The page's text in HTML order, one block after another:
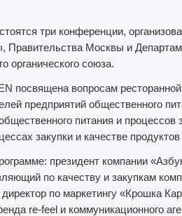
три конференции,
Москвы и
органического союза.
посвящена вопросам
предприятий общественного
питания и процессов
закупки и качестве продуктов
президент компании
по качеству и закупкам
директор по маркетингу «Крошка
re-feel и коммуникационного